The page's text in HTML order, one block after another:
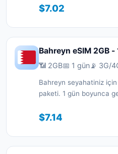
$7.02
Bahreyn eSIM 2GB -
📶 2GB📅 1 gün📡 3G/
Bahreyn seyahatiniz için
paketi. 1 gün boyunca
$7.14